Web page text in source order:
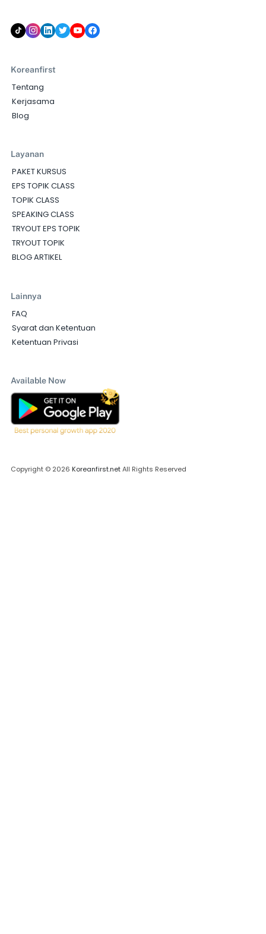
Koreanfirst
Tentang
Kerjasama
Blog
Layanan
PAKET KURSUS
EPS TOPIK CLASS
TOPIK CLASS
SPEAKING CLASS
TRYOUT EPS TOPIK
TRYOUT TOPIK
BLOG ARTIKEL
Lainnya
FAQ
Syarat dan Ketentuan
Ketentuan Privasi
Available Now
Copyright © 2026 Koreanfirst.netAll Rights Reserved